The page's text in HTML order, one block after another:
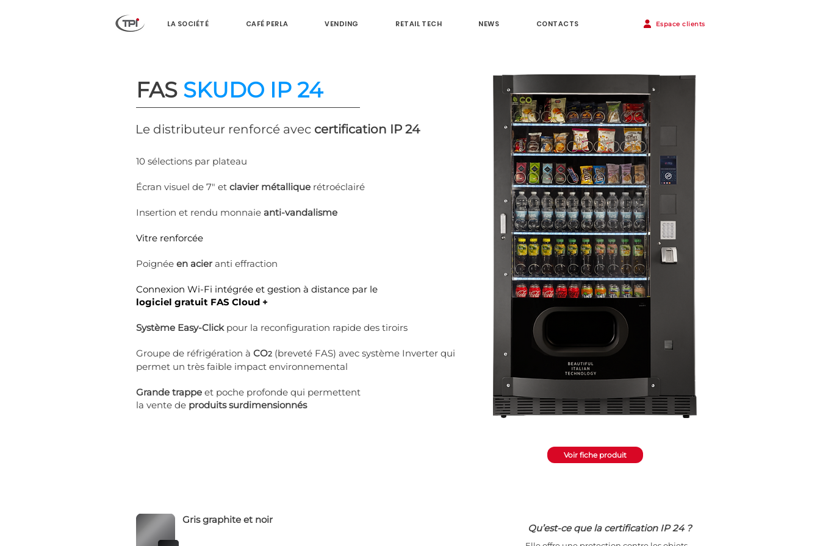
LA SOCIÉTÉ CAFÉ PERLA VENDING RETAIL TECH NEWS CONTACTS Espace clients
FAS SKUDO IP 24
Le distributeur renforcé avec certification IP 24
10 sélections par plateau
Écran visuel de 7" et clavier métallique rétroéclairé
Insertion et rendu monnaie anti-vandalisme
Vitre renforcée
Poignée en acier anti effraction
Connexion Wi-Fi intégrée et gestion à distance par le
logiciel gratuit FAS Cloud +
Système Easy-Click pour la reconfiguration rapide des tiroirs
Groupe de réfrigération à CO2 (breveté FAS) avec système Inverter qui
permet un très faible impact environnemental
Grande trappe et poche profonde qui permettent
la vente de produits surdimensionnés
Voir fiche produit
Gris graphite et noir
Qu’est-ce que la certification IP 24 ?